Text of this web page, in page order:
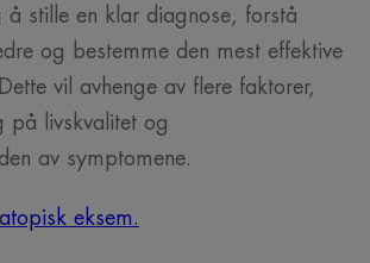
å stille en klar diagnose, forstå
og bestemme den mest effektive
vil avhenge av flere faktorer,
på livskvalitet og
av symptomene.
eksem.